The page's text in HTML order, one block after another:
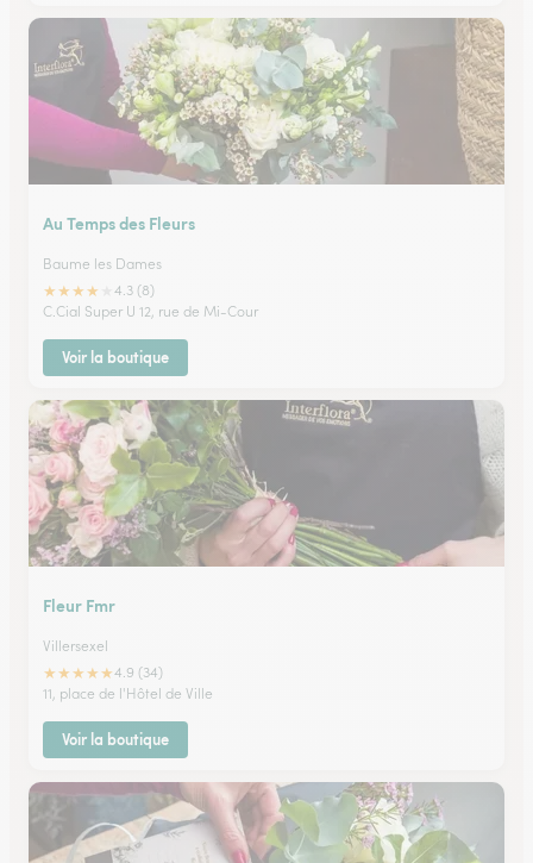
Au Temps des Fleurs
Baume les Dames
★★★★
4.3 (8)
C.Cial Super U 12, rue de Mi-Cour
Voir la boutique
Fleur Fmr
Villersexel
★★★★★4.9 (34)
11, place de l'Hôtel de Ville
Voir la boutique